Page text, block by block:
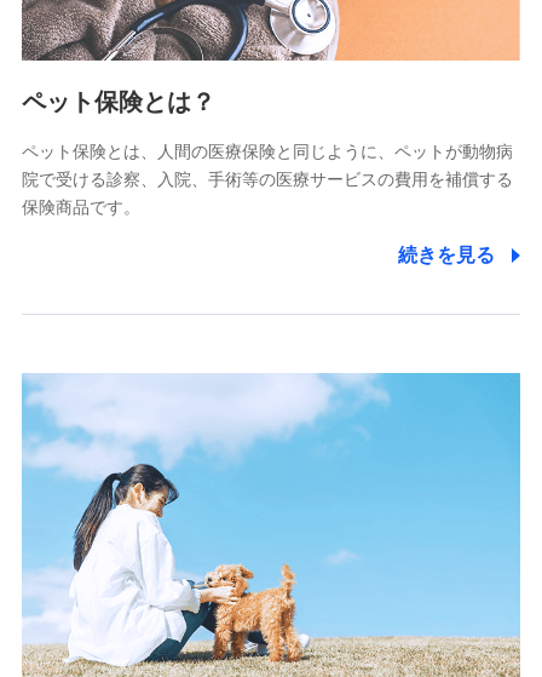
メットライフ生命株式会社
(https://www.metlife.co.jp/)
（https://www.medicarelife.com/）
■少額短期保険
株式会社アシロ少額短期保険
(https://kailash.co.jp/)
スマートプラス少額短期保険株式会社
（https://www.smartplus-insurance.com/）
チューリッヒ少額短期保険株式会社
(https://www.zurichssi.co.jp/)
Tokio Marine X少額短期保険株式会社
(https://www.tokiomarine-x.co.jp/)
ペットメディカルサポート株式会社
(https://pshoken.co.jp/)
リトルファミリー少額短期保険株式会社
(https://www.littlefamily-ssi.com/)
ペット保険とは？
ペット保険とは、人間の医療保険と同じように、ペットが動物病
院で受ける診察、入院、手術等の医療サービスの費用を補償する
保険商品です。
続きを見る